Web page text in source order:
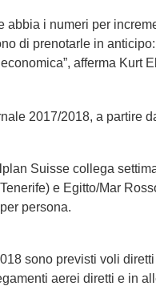
i numeri per
di prenotarle in
afferma Kurt
2017/2018, a partire
Suisse collega
e Egitto/Mar
persona.
sono previsti voli
aerei diretti e in